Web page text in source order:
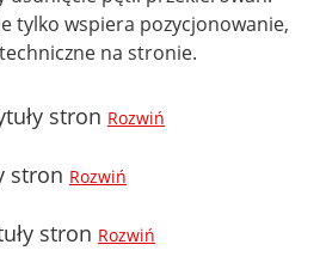
tylko wspiera pozycjonowanie,
na stronie.
stron Rozwiń
stron Rozwiń
stron Rozwiń